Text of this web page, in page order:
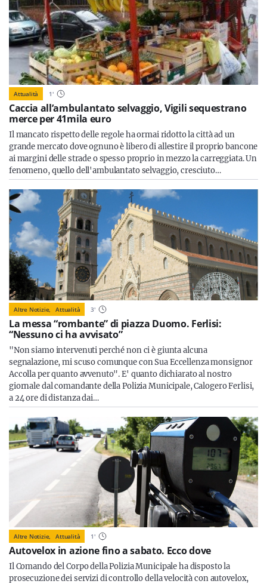
Attualità 1'
Caccia all’ambulantato selvaggio, Vigili sequestrano
merce per 41mila euro
Il mancato rispetto delle regole ha ormai ridotto la città ad un
grande mercato dove ognuno è libero di allestire il proprio bancone
ai margini delle strade o spesso proprio in mezzo la carreggiata. Un
fenomeno, quello dell'ambulantato selvaggio, cresciuto…
Altre Notizie, Attualità 3'
La messa “rombante” di piazza Duomo. Ferlisi:
“Nessuno ci ha avvisato”
"Non siamo intervenuti perché non ci è giunta alcuna
segnalazione, mi scuso comunque con Sua Eccellenza monsignor
Accolla per quanto avvenuto". E' quanto dichiarato al nostro
giornale dal comandante della Polizia Municipale, Calogero Ferlisi,
a 24 ore di distanza dai…
Altre Notizie, Attualità 1'
Autovelox in azione fino a sabato. Ecco dove
Il Comando del Corpo della Polizia Municipale ha disposto la
prosecuzione dei servizi di controllo della velocità con autovelox,